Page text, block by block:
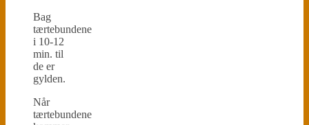
Bag
tærtebundene
i 10-12
min. til
de er
gylden.
Når
tærtebundene